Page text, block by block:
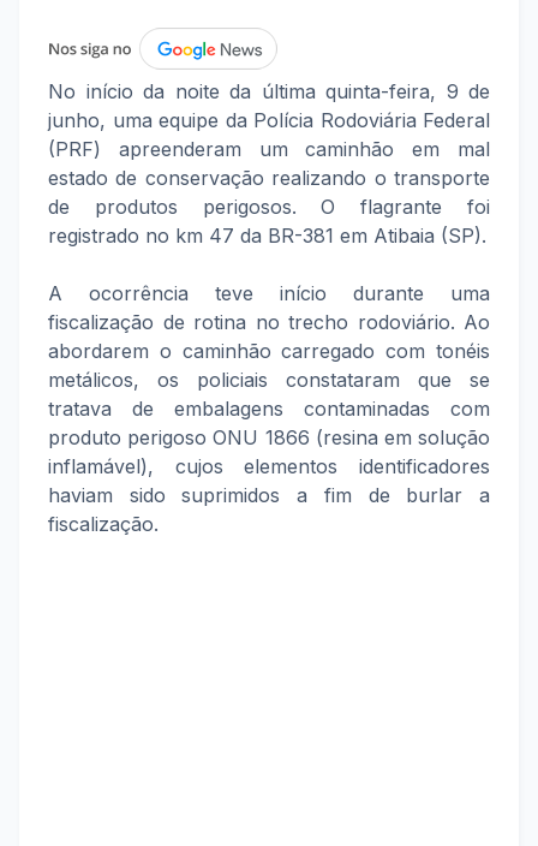
No início da noite da última quinta-feira, 9 de
junho, uma equipe da Polícia Rodoviária Federal
(PRF) apreenderam um caminhão em mal
estado de conservação realizando o transporte
de produtos perigosos. O flagrante foi
registrado no km 47 da BR-381 em Atibaia (SP).
A ocorrência teve início durante uma
fiscalização de rotina no trecho rodoviário. Ao
abordarem o caminhão carregado com tonéis
metálicos, os policiais constataram que se
tratava de embalagens contaminadas com
produto perigoso ONU 1866 (resina em solução
inflamável), cujos elementos identificadores
haviam sido suprimidos a fim de burlar a
fiscalização.